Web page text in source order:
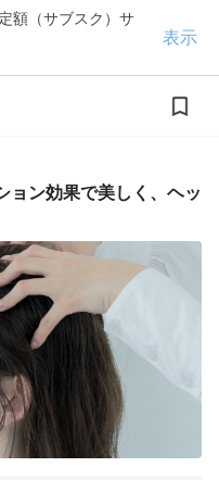
額（サブスク）サ
表示
ョン効果で美しく、ヘッ